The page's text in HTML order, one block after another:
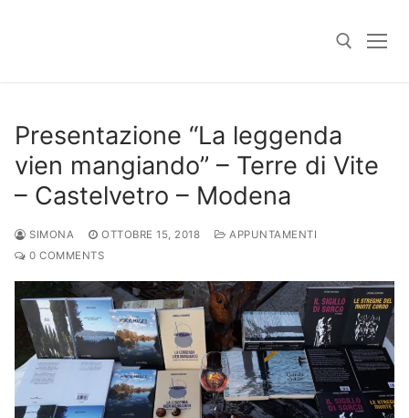
Presentazione “La leggenda
vien mangiando” – Terre di Vite
– Castelvetro – Modena
SIMONA OTTOBRE 15, 2018
APPUNTAMENTI
0 COMMENTS